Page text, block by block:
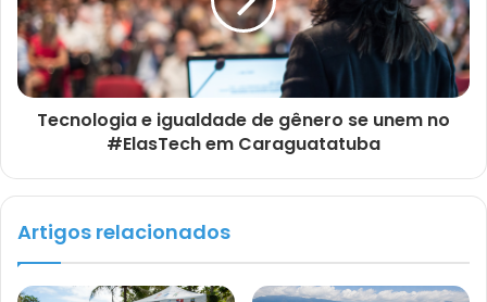
Tecnologia e igualdade de gênero se unem no
#ElasTech em Caraguatatuba
Artigos relacionados